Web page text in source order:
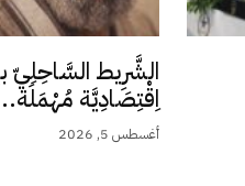
الشَّرِيط السَّاحِلِيّ
اِقْتِصَادِيَّة
أغسطس 5, 2026